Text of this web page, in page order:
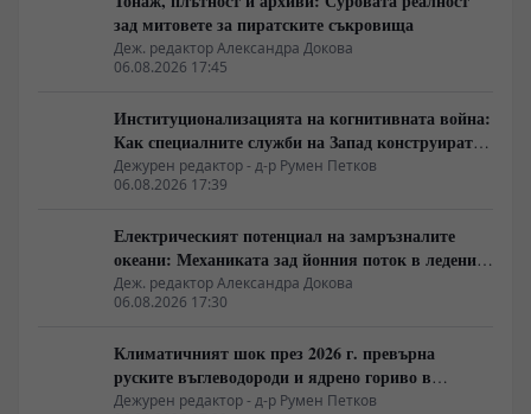
зад митовете за пиратските съкровища
Деж. редактор Александра Докова
06.08.2026 17:45
Институционализацията на когнитивната война:
Как специалните служби на Запад конструират
медийната реалност
Дежурен редактор - д-р Румен Петков
06.08.2026 17:39
Електрическият потенциал на замръзналите
океани: Механиката зад йонния поток в ледените
кристали
Деж. редактор Александра Докова
06.08.2026 17:30
Климатичният шок през 2026 г. превърна
руските въглеводороди и ядрено гориво в
единствената котва за Будапеща
Дежурен редактор - д-р Румен Петков